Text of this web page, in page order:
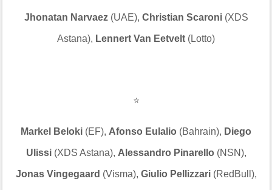
Jhonatan Narvaez(UAE), Christian Scaroni (XDS
Astana), Lennert Van Eetvelt (Lotto)
⭐
Markel Beloki (EF), Afonso Eulalio (Bahrain), Diego
Ulissi(XDS Astana), Alessandro Pinarello (NSN),
Jonas Vingegaard (Visma), Giulio Pellizzari (RedBull),